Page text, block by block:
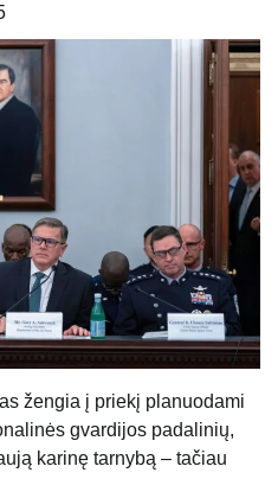
žengia į priekį planuodami
gvardijos padalinių,
karinę tarnybą – tačiau